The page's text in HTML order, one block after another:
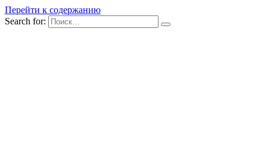
Перейти к содержанию
Search for: